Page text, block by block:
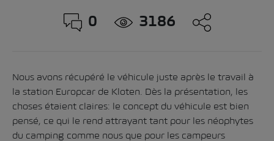
0 3186
Nous avons récupéré le véhicule juste après le travail à
la station Europcar de Kloten. Dès la présentation, les
choses étaient claires: le concept du véhicule est bien
pensé, ce qui le rend attrayant tant pour les néophytes
du camping comme nous que pour les campeurs